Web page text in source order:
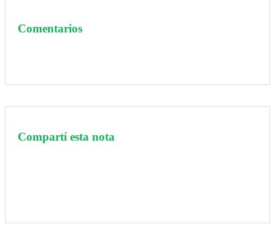
Comentarios
Compartí esta nota